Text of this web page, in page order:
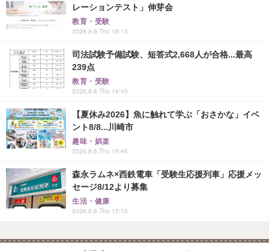
レーションテスト」伸芽会
教育・受験
2026.8.6 Thu 18:15
司法試験予備試験、短答式2,668人が合格...最高
239点
教育・受験
2026.8.6 Thu 19:45
【夏休み2026】魚に触れて学ぶ「おさかな」イベ
ント8/8...川崎市
趣味・娯楽
2026.8.6 Thu 16:45
森永ラムネ×西鉄電車「受験生応援列車」応援メッ
セージ8/12より募集
生活・健康
2026.8.6 Thu 15:15